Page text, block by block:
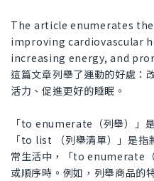
The article enumerates
improving cardiovascular
increasing energy, and
這篇文章列舉了運動的好處：
活力、促進更好的睡眠。
「to enumerate（列舉）」
「to list （列舉清單）」是指
常生活中，「to enumerate
或順序時。例如，列舉商品